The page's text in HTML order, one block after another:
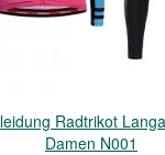
Radtrikot
Damen N001